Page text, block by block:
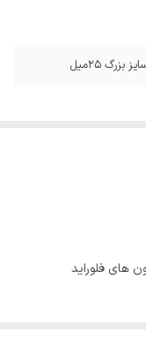
های فلوراید